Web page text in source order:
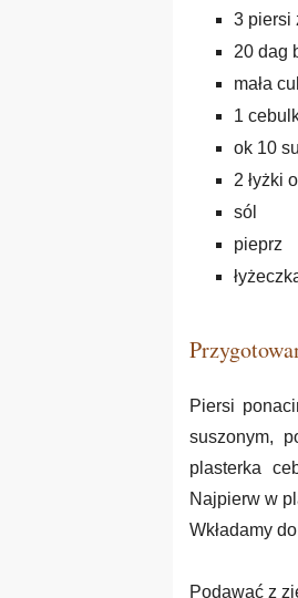
3 piersi
20 dag
mała
1
ok 10
2 łyżki
sól
pieprz
Piersi
suszonym,
plasterka
Najpierw w
Wkładamy
Podawać z